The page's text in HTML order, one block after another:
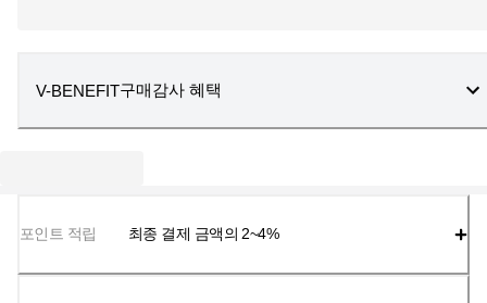
V-BENEFIT구매감사 혜택
포인트 적립 최종 결제 금액의 2~4%